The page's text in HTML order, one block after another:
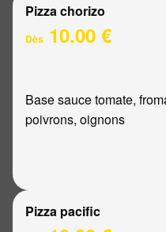
Pizza chorizo
Dès 10.00 €
Base sauce tomate,
poivrons, oignons
Pizza pacific